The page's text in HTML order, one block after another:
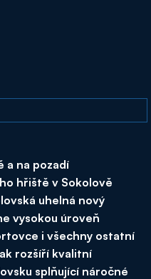
a na pozadí
hřiště v Sokolově
uhelná nový
vysokou úroveň
i všechny ostatní
rozšíří kvalitní
splňující náročné